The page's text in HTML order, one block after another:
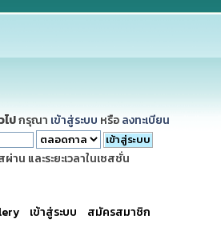
ไปกรุณา เข้าสู่ระบบ หรือ ลงทะเบียน
าน และระยะเวลาในเซสชั่น
เข้าสู่ระบบ สมัครสมาชิก